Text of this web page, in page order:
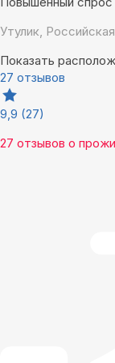
Утулик,
Показать
27 отзывов
9,9 (27)
27 отзывов о